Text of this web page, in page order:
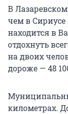
В
чем в Сириусе
находится в
отдохнуть
на двоих
дороже — 48
километрах.